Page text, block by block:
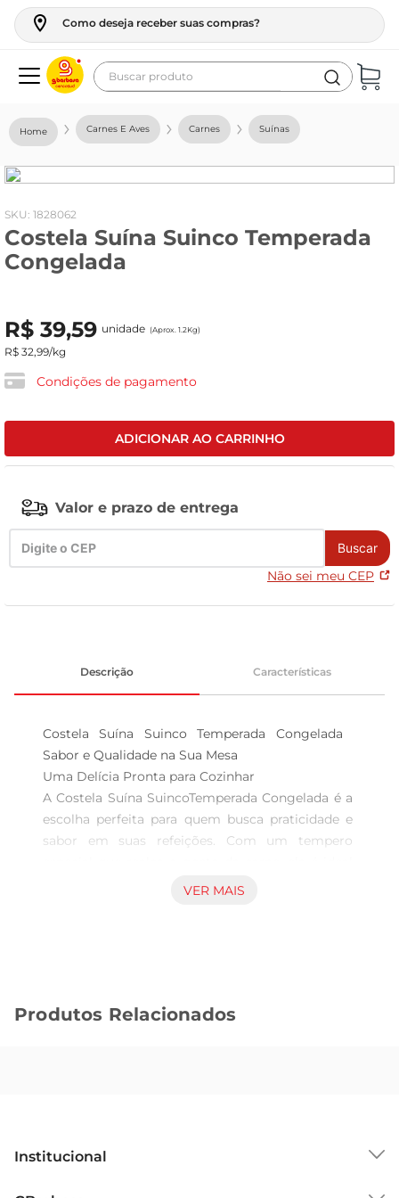
Como deseja receber suas compras?
Buscar produto
Carnes E Aves Carnes Suínas
: 1828062
Costela Suína Suinco Temperada
Congelada
R$ 39,59 unidade (Aprox. 1.2Kg)
R$ 32,99/kg
Condições de pagamento
ADICIONAR AO CARRINHO
Valor e prazo de entrega
Buscar
Não sei meu CEP
Descrição Características
Costela Suína Suinco Temperada Congelada
Sabor e Qualidade na Sua Mesa
Uma Delícia Pronta para Cozinhar
A Costela Suína SuincoTemperada Congelada é a
escolha perfeita para quem busca praticidade e
sabor em suas refeições. Com um tempero
para preparar pratos que agradam a toda a
aCostela Suína Suinco é cuidadosamente
animal, proporcionando um produto que você
VER MAIS
Produtos Relacionados
Institucional
geladeira
fogao
café
cerveja
leite
vinho
leite pó
tv